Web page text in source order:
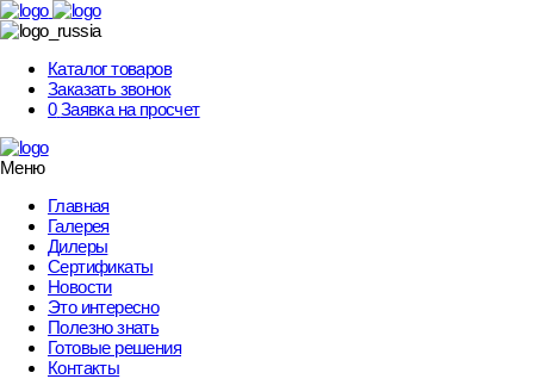
Skip
to
Каталог товаров
Заказать звонок
0 Заявка на просчет
Меню
Главная
Галерея
Дилеры
Сертификаты
Новости
Это интересно
Полезно знать
Готовые решения
Контакты